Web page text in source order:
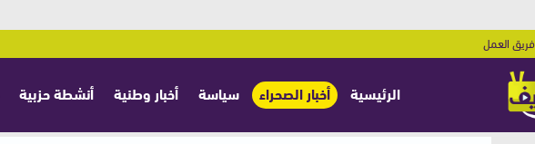
فريق العمل
الرئيسية أخبار الصحراء سياسة أخبار وطنية أنشطة حزبية